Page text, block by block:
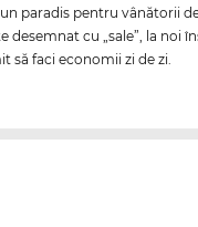
paradis pentru vânătorii
desemnat cu „sale”, la noi
să faci economii zi de zi.